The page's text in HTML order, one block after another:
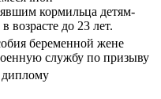
кормильца детям-
возрасте до 23 лет.
беременной жене
службу по призыву